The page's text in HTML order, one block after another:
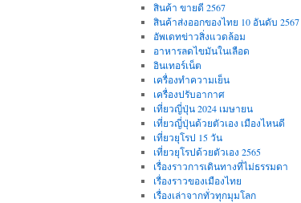
สินค้า ขายดี 2567
สินค้าส่งออกของไทย 10 อันดับ 2567
อัพเดทข่าวสิ่งแวดล้อม
อาหารลดไขมันในเลือด
อินเทอร์เน็ต
เครื่องทำความเย็น
เครื่องปรับอากาศ
เที่ยวญี่ปุ่น 2024 เมษายน
เที่ยวญี่ปุ่นด้วยตัวเอง เมืองไหนดี
เที่ยวยุโรป 15 วัน
เที่ยวยุโรปด้วยตัวเอง 2565
เรื่องราวการเดินทางที่ไม่ธรรมดา
เรื่องราวของเมืองไทย
เรื่องเล่าจากทั่วทุกมุมโลก